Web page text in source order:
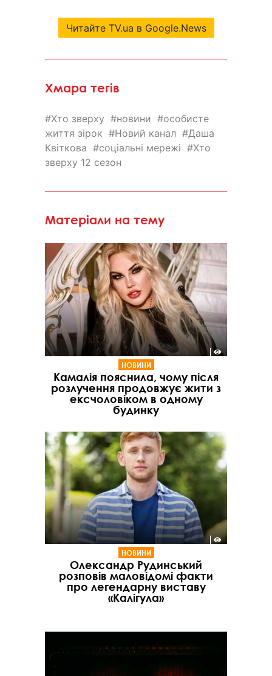
Читайте TV.ua в Google.News
Хмара тегів
Хто зверху новини
особисте
життя зірок
Новий канал
Даша
Квіткова
соціальні мережі
Хто
зверху 12 сезон
Матеріали на тему
НОВИНИ
Камалія пояснила, чому після
розлучення продовжує жити з
ексчоловіком в одному
будинку
НОВИНИ
Олександр Рудинський
розповів маловідомі факти
про легендарну виставу
«Калігула»